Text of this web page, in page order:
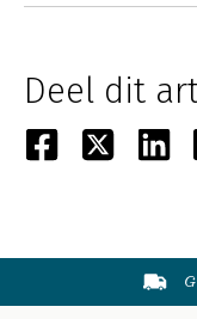
Deel dit